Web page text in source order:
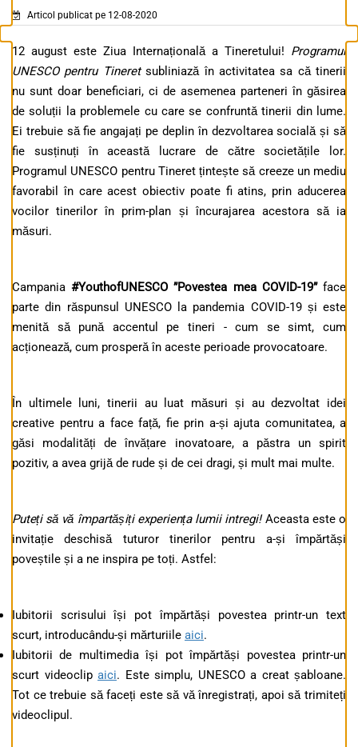
Articol publicat pe 12-08-2020
12 august este Ziua Internațională a Tineretului! Programul
UNESCO pentru Tineretsubliniază în activitatea sa că tinerii
nu sunt doar beneficiari, ci de asemenea parteneri în găsirea
de soluții la problemele cu care se confruntă tinerii din lume.
Ei trebuie să fie angajați pe deplin în dezvoltarea socială și să
fie susținuți în această lucrare de către societățile lor.
Programul UNESCO pentru Tineret țintește să creeze un mediu
favorabil în care acest obiectiv poate fi atins, prin aducerea
vocilor tinerilor în prim-plan și încurajarea acestora să ia
măsuri.
Campania#YouthofUNESCO ”Povestea mea COVID-19”face
parte din răspunsul UNESCO la pandemia COVID-19 și este
menită să pună accentul pe tineri - cum se simt, cum
acționează, cum prosperă în aceste perioade provocatoare.
În ultimele luni, tinerii au luat măsuri și au dezvoltat idei
creative pentru a face față, fie prin a-și ajuta comunitatea, a
găsi modalități de învățare inovatoare, a păstra un spirit
pozitiv, a avea grijă de rude și de cei dragi, și mult mai multe.
Puteți să vă împartășiți experiența lumii intregi!Aceasta este o
invitație deschisă tuturor tinerilor pentru a-și împărtăși
poveștile și a ne inspira pe toți. Astfel:
Iubitorii scrisului își pot împărtăși povestea printr-un text
scurt, introducându-și mărturiile aici.
Iubitorii de multimedia își pot împărtăși povestea printr-un
scurt videoclip aici. Este simplu, UNESCO a creat șabloane.
Tot ce trebuie să faceți este să vă înregistrați, apoi să trimiteți
videoclipul.